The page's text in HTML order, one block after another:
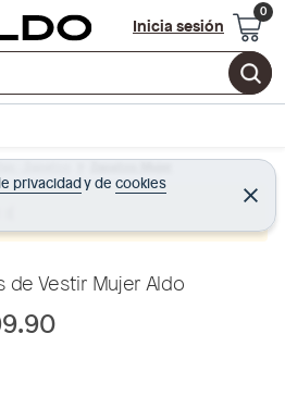
Inicia sesión
e
r
c
B
r
privacidadyde cookies C
e
r
- Zapatos Zapatos Mujer
de Vestir Mujer Aldo